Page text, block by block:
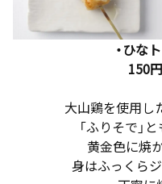
・ひな
150円
大山鶏を使用し
「ふりそで」
黄金色に焼
身はふっくら